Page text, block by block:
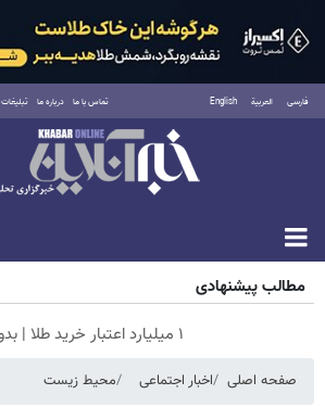
فارسی العربية English تماس با ما درباره ما تبلیغات
شنبه ۱۷ مرداد ۱۴۰۵
مطالب پیشنهادی
۱ میلیارد اعتبار خرید طلا | بدون ضامن و چک
صفحه اصلی اخبار اجتماعی محیط زیست